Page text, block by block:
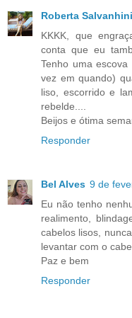
Roberta Salvanhini
KKKK, que
conta que eu
Tenho uma
vez em quando)
liso, escorrido e
rebelde....
Beijos e ótima
Responder
Bel Alves 9 de
Eu não tenho
realimento,
cabelos lisos,
levantar com o
Paz e bem
Responder